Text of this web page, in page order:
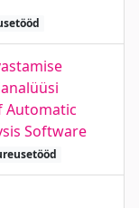
Automatic
Software